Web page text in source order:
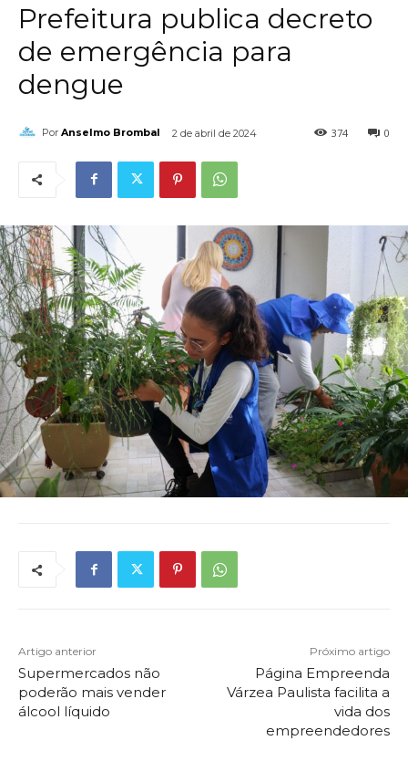
Prefeitura publica decreto
de emergência para
dengue
Por Anselmo Brombal 2 de abril de 2024 0
374
Artigo anterior
Supermercados não
poderão mais vender
álcool líquido
Próximo artigo
Página Empreenda
Várzea Paulista facilita a
vida dos
empreendedores